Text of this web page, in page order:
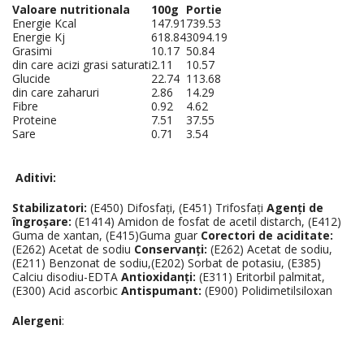
Valoare nutritionala 100g Portie
Energie Kcal
147.91 739.53
Energie Kj
618.843094.19
Grasimi
10.17 50.84
din care acizi grasi saturati2.11
10.57
Glucide
22.74 113.68
din care zaharuri
2.86
14.29
Fibre
0.92
4.62
Proteine
7.51
37.55
Sare
0.71 3.54
Aditivi:
Stabilizatori: (E450) Difosfați, (E451) Trifosfați Agenți de
îngroșare: (E1414) Amidon de fosfat de acetil distarch, (E412)
Guma de xantan, (E415)Guma guar Corectori de aciditate:
(E262) Acetat de sodiu Conservanți: (E262) Acetat de sodiu,
(E211) Benzonat de sodiu,(E202) Sorbat de potasiu, (E385)
Calciu disodiu-EDTA Antioxidanți: (E311) Eritorbil palmitat,
(E300) Acid ascorbic Antispumant: (E900) Polidimetilsiloxan
Alergeni: